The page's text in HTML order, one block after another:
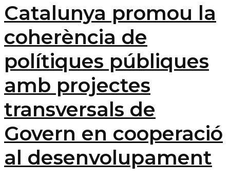
Catalunya promou la
coherència de
polítiques públiques
amb projectes
transversals de
Govern en cooperació
al desenvolupament